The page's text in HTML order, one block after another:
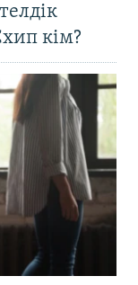
кім?